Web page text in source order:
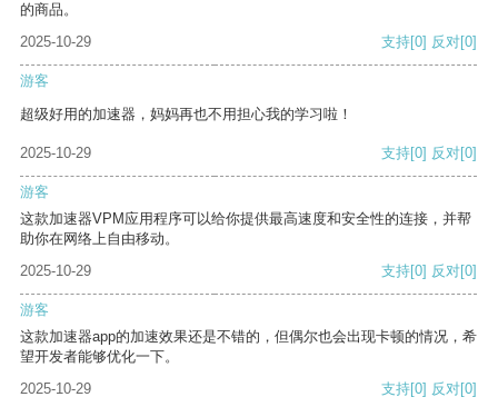
的商品。
2025-10-29
支持[0] 反对[0]
游客
超级好用的加速器，妈妈再也不用担心我的学习啦！
2025-10-29 支持[0] 反对[0]
游客
这款加速器VPM应用程序可以给你提供最高速度和安全性的连接，并帮
助你在网络上自由移动。
2025-10-29
支持[0] 反对[0]
游客
这款加速器app的加速效果还是不错的，但偶尔也会出现卡顿的情况，希
望开发者能够优化一下。
2025-10-29
支持[0] 反对[0]